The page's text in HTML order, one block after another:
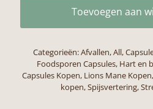
Toevoegen aan
Categorieën:Afvallen,All,
Foodsporen Capsules, Hart en
Capsules Kopen, Lions Mane Kopen,
kopen,Spijsvertering,